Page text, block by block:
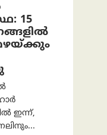
15
ഇന്ന്,